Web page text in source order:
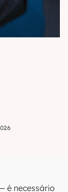
é necessário